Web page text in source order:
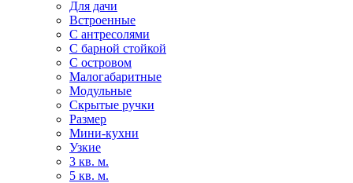
Для дачи
Встроенные
С антресолями
С барной стойкой
С островом
Малогабаритные
Модульные
Скрытые ручки
Размер
Мини-кухни
Узкие
3 кв. м.
5 кв. м.